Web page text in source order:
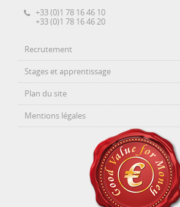
+33 (0)1 78 16 46 10
+33 (0)1 78 16 46 20
Recrutement
Stages et apprentissage
Plan du site
Mentions légales